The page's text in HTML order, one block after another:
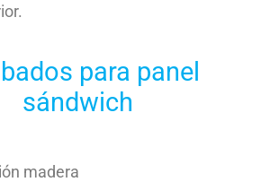
para panel
sándwich
madera